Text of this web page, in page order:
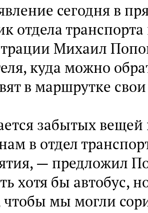
сегодня в
отдела
Михаил
куда можно
в маршрутке
забытых
в отдел
— предложил
хотя бы автобус,
мы могли